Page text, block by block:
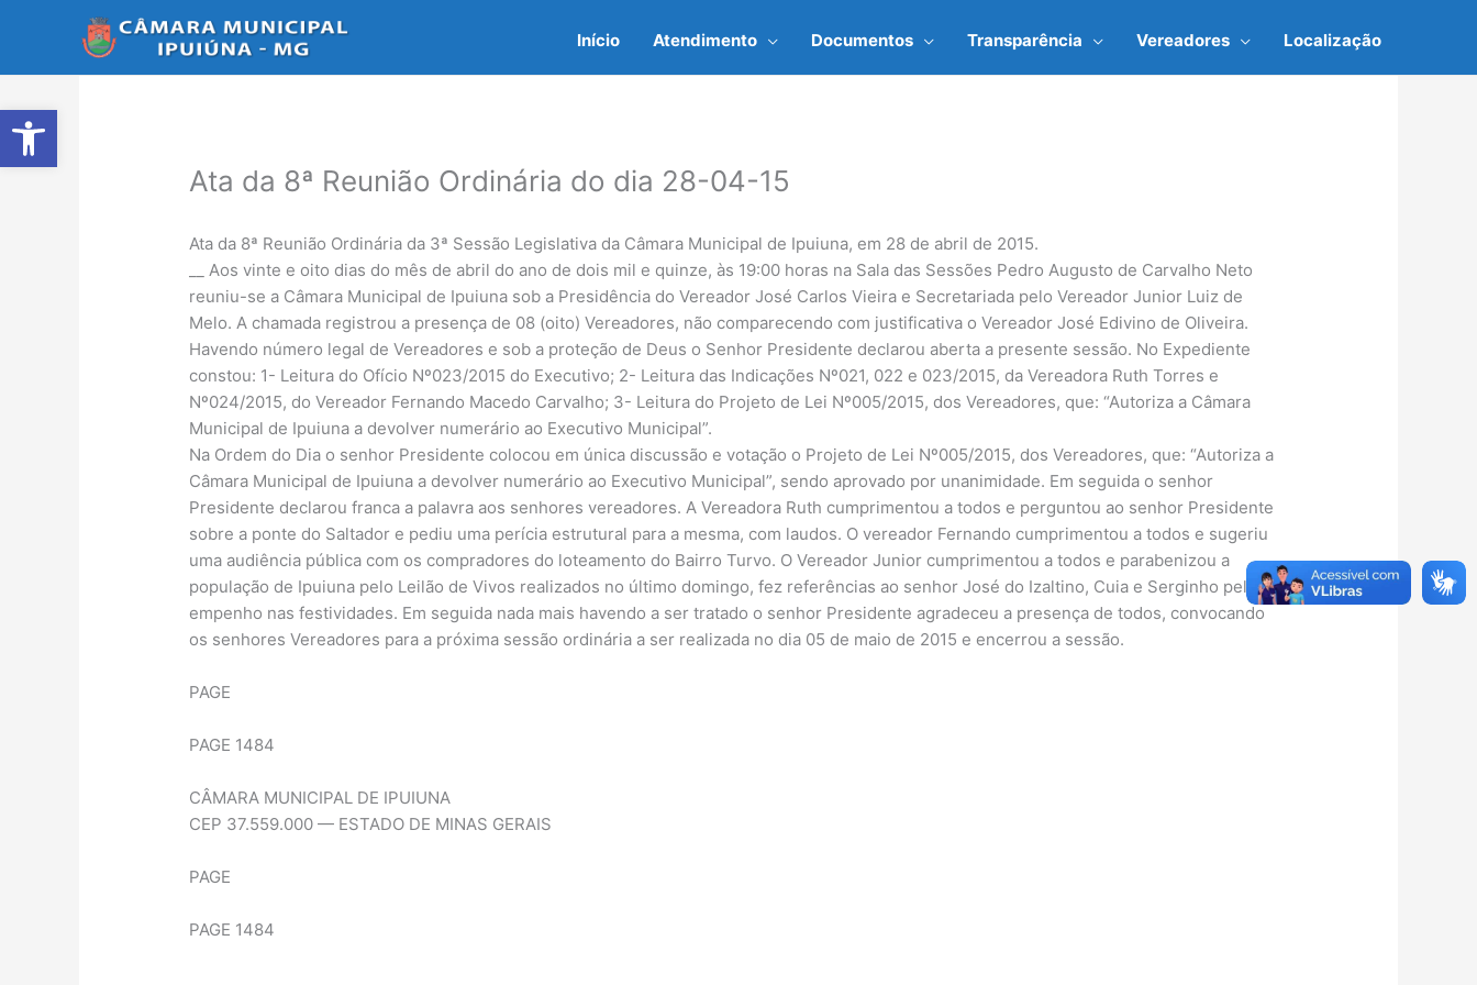
Abrir a barra de ferramentas
Início Atendimento Documentos Transparência Vereadores Localização
Ata da 8ª Reunião Ordinária do dia 28-04-15
Ata da 8ª Reunião Ordinária da 3ª Sessão Legislativa da Câmara Municipal de Ipuiuna, em 28 de abril de 2015.
__ Aos vinte e oito dias do mês de abril do ano de dois mil e quinze, às 19:00 horas na Sala das Sessões Pedro Augusto de Carvalho Neto
reuniu-se a Câmara Municipal de Ipuiuna sob a Presidência do Vereador José Carlos Vieira e Secretariada pelo Vereador Junior Luiz de
Melo. A chamada registrou a presença de 08 (oito) Vereadores, não comparecendo com justificativa o Vereador José Edivino de Oliveira.
Havendo número legal de Vereadores e sob a proteção de Deus o Senhor Presidente declarou aberta a presente sessão. No Expediente
constou: 1- Leitura do Ofício Nº023/2015 do Executivo; 2- Leitura das Indicações Nº021, 022 e 023/2015, da Vereadora Ruth Torres e
Nº024/2015, do Vereador Fernando Macedo Carvalho; 3- Leitura do Projeto de Lei Nº005/2015, dos Vereadores, que: “Autoriza a Câmara
Municipal de Ipuiuna a devolver numerário ao Executivo Municipal”.
Na Ordem do Dia o senhor Presidente colocou em única discussão e votação o Projeto de Lei Nº005/2015, dos Vereadores, que: “Autoriza a
Câmara Municipal de Ipuiuna a devolver numerário ao Executivo Municipal”, sendo aprovado por unanimidade. Em seguida o senhor
Presidente declarou franca a palavra aos senhores vereadores. A Vereadora Ruth cumprimentou a todos e perguntou ao senhor Presidente
sobre a ponte do Saltador e pediu uma perícia estrutural para a mesma, com laudos. O vereador Fernando cumprimentou a todos e sugeriu
uma audiência pública com os compradores do loteamento do Bairro Turvo. O Vereador Junior cumprimentou a todos e parabenizou a
população de Ipuiuna pelo Leilão de Vivos realizados no último domingo, fez referências ao senhor José do Izaltino, Cuia e Serginho pelo
empenho nas festividades. Em seguida nada mais havendo a ser tratado o senhor Presidente agradeceu a presença de todos, convocando
os senhores Vereadores para a próxima sessão ordinária a ser realizada no dia 05 de maio de 2015 e encerrou a sessão.
PAGE
PAGE 1484
CÂMARA MUNICIPAL DE IPUIUNA
CEP 37.559.000 — ESTADO DE MINAS GERAIS
PAGE
PAGE 1484